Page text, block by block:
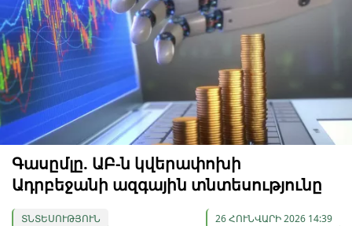
Գասըմլը. ԱԲ-ն կվերափոխի
Ադրբեջանի ազգային տնտեսությունը
ՏՆՏԵՍՈՒԹՅՈՒՆ 26 ՀՈՒՆՎԱՐԻ 2026 14:39